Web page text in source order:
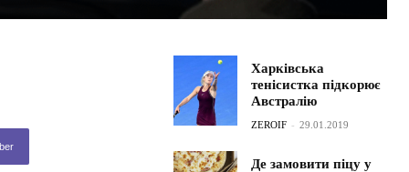
Харківська
тенісистка підкорює
Австралію
ZEROIF - 29.01.2019
Де замовити піцу у